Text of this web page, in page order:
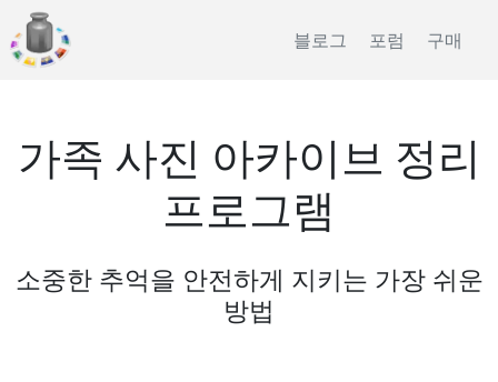
블로그 포럼 구매
가족 사진 아카이브 정리
프로그램
소중한 추억을 안전하게 지키는 가장 쉬운
방법